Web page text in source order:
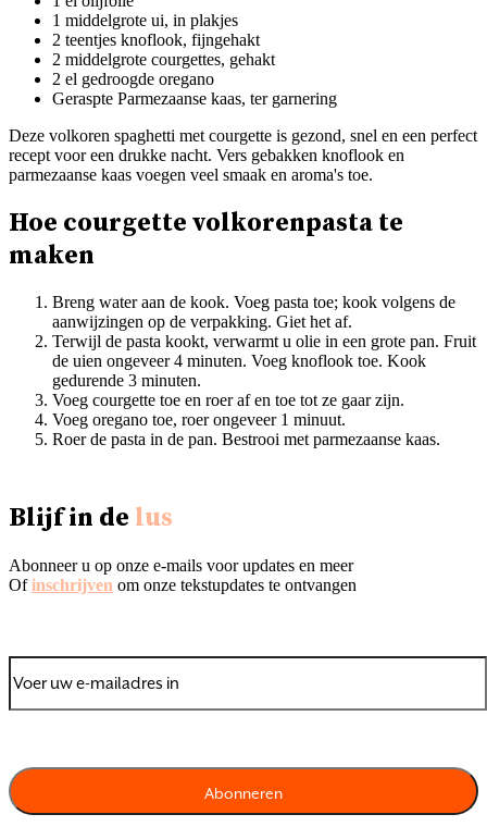
1 middelgrote ui, in plakjes
2 teentjes knoflook, fijngehakt
2 middelgrote courgettes, gehakt
2 el gedroogde oregano
Geraspte Parmezaanse kaas, ter garnering
Deze volkoren spaghetti met courgette is gezond, snel en een perfect
recept voor een drukke nacht. Vers gebakken knoflook en
parmezaanse kaas voegen veel smaak en aroma's toe.
Hoe courgette volkorenpasta te
maken
Breng water aan de kook. Voeg pasta toe; kook volgens de
aanwijzingen op de verpakking. Giet het af.
Terwijl de pasta kookt, verwarmt u olie in een grote pan. Fruit
de uien ongeveer 4 minuten. Voeg knoflook toe. Kook
gedurende 3 minuten.
Voeg courgette toe en roer af en toe tot ze gaar zijn.
Voeg oregano toe, roer ongeveer 1 minuut.
Roer de pasta in de pan. Bestrooi met parmezaanse kaas.
Blijf in de lus
Abonneer u op onze e-mails voor updates en meer
Ofinschrijven om onze tekstupdates te ontvangen